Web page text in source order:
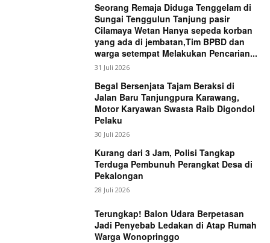
Seorang Remaja Diduga Tenggelam di
Sungai Tenggulun Tanjung pasir
Cilamaya Wetan Hanya sepeda korban
yang ada di jembatan,Tim BPBD dan
warga setempat Melakukan Pencarian...
31 Juli 2026
Begal Bersenjata Tajam Beraksi di
Jalan Baru Tanjungpura Karawang,
Motor Karyawan Swasta Raib Digondol
Pelaku
30 Juli 2026
Kurang dari 3 Jam, Polisi Tangkap
Terduga Pembunuh Perangkat Desa di
Pekalongan
28 Juli 2026
Terungkap! Balon Udara Berpetasan
Jadi Penyebab Ledakan di Atap Rumah
Warga Wonopringgo